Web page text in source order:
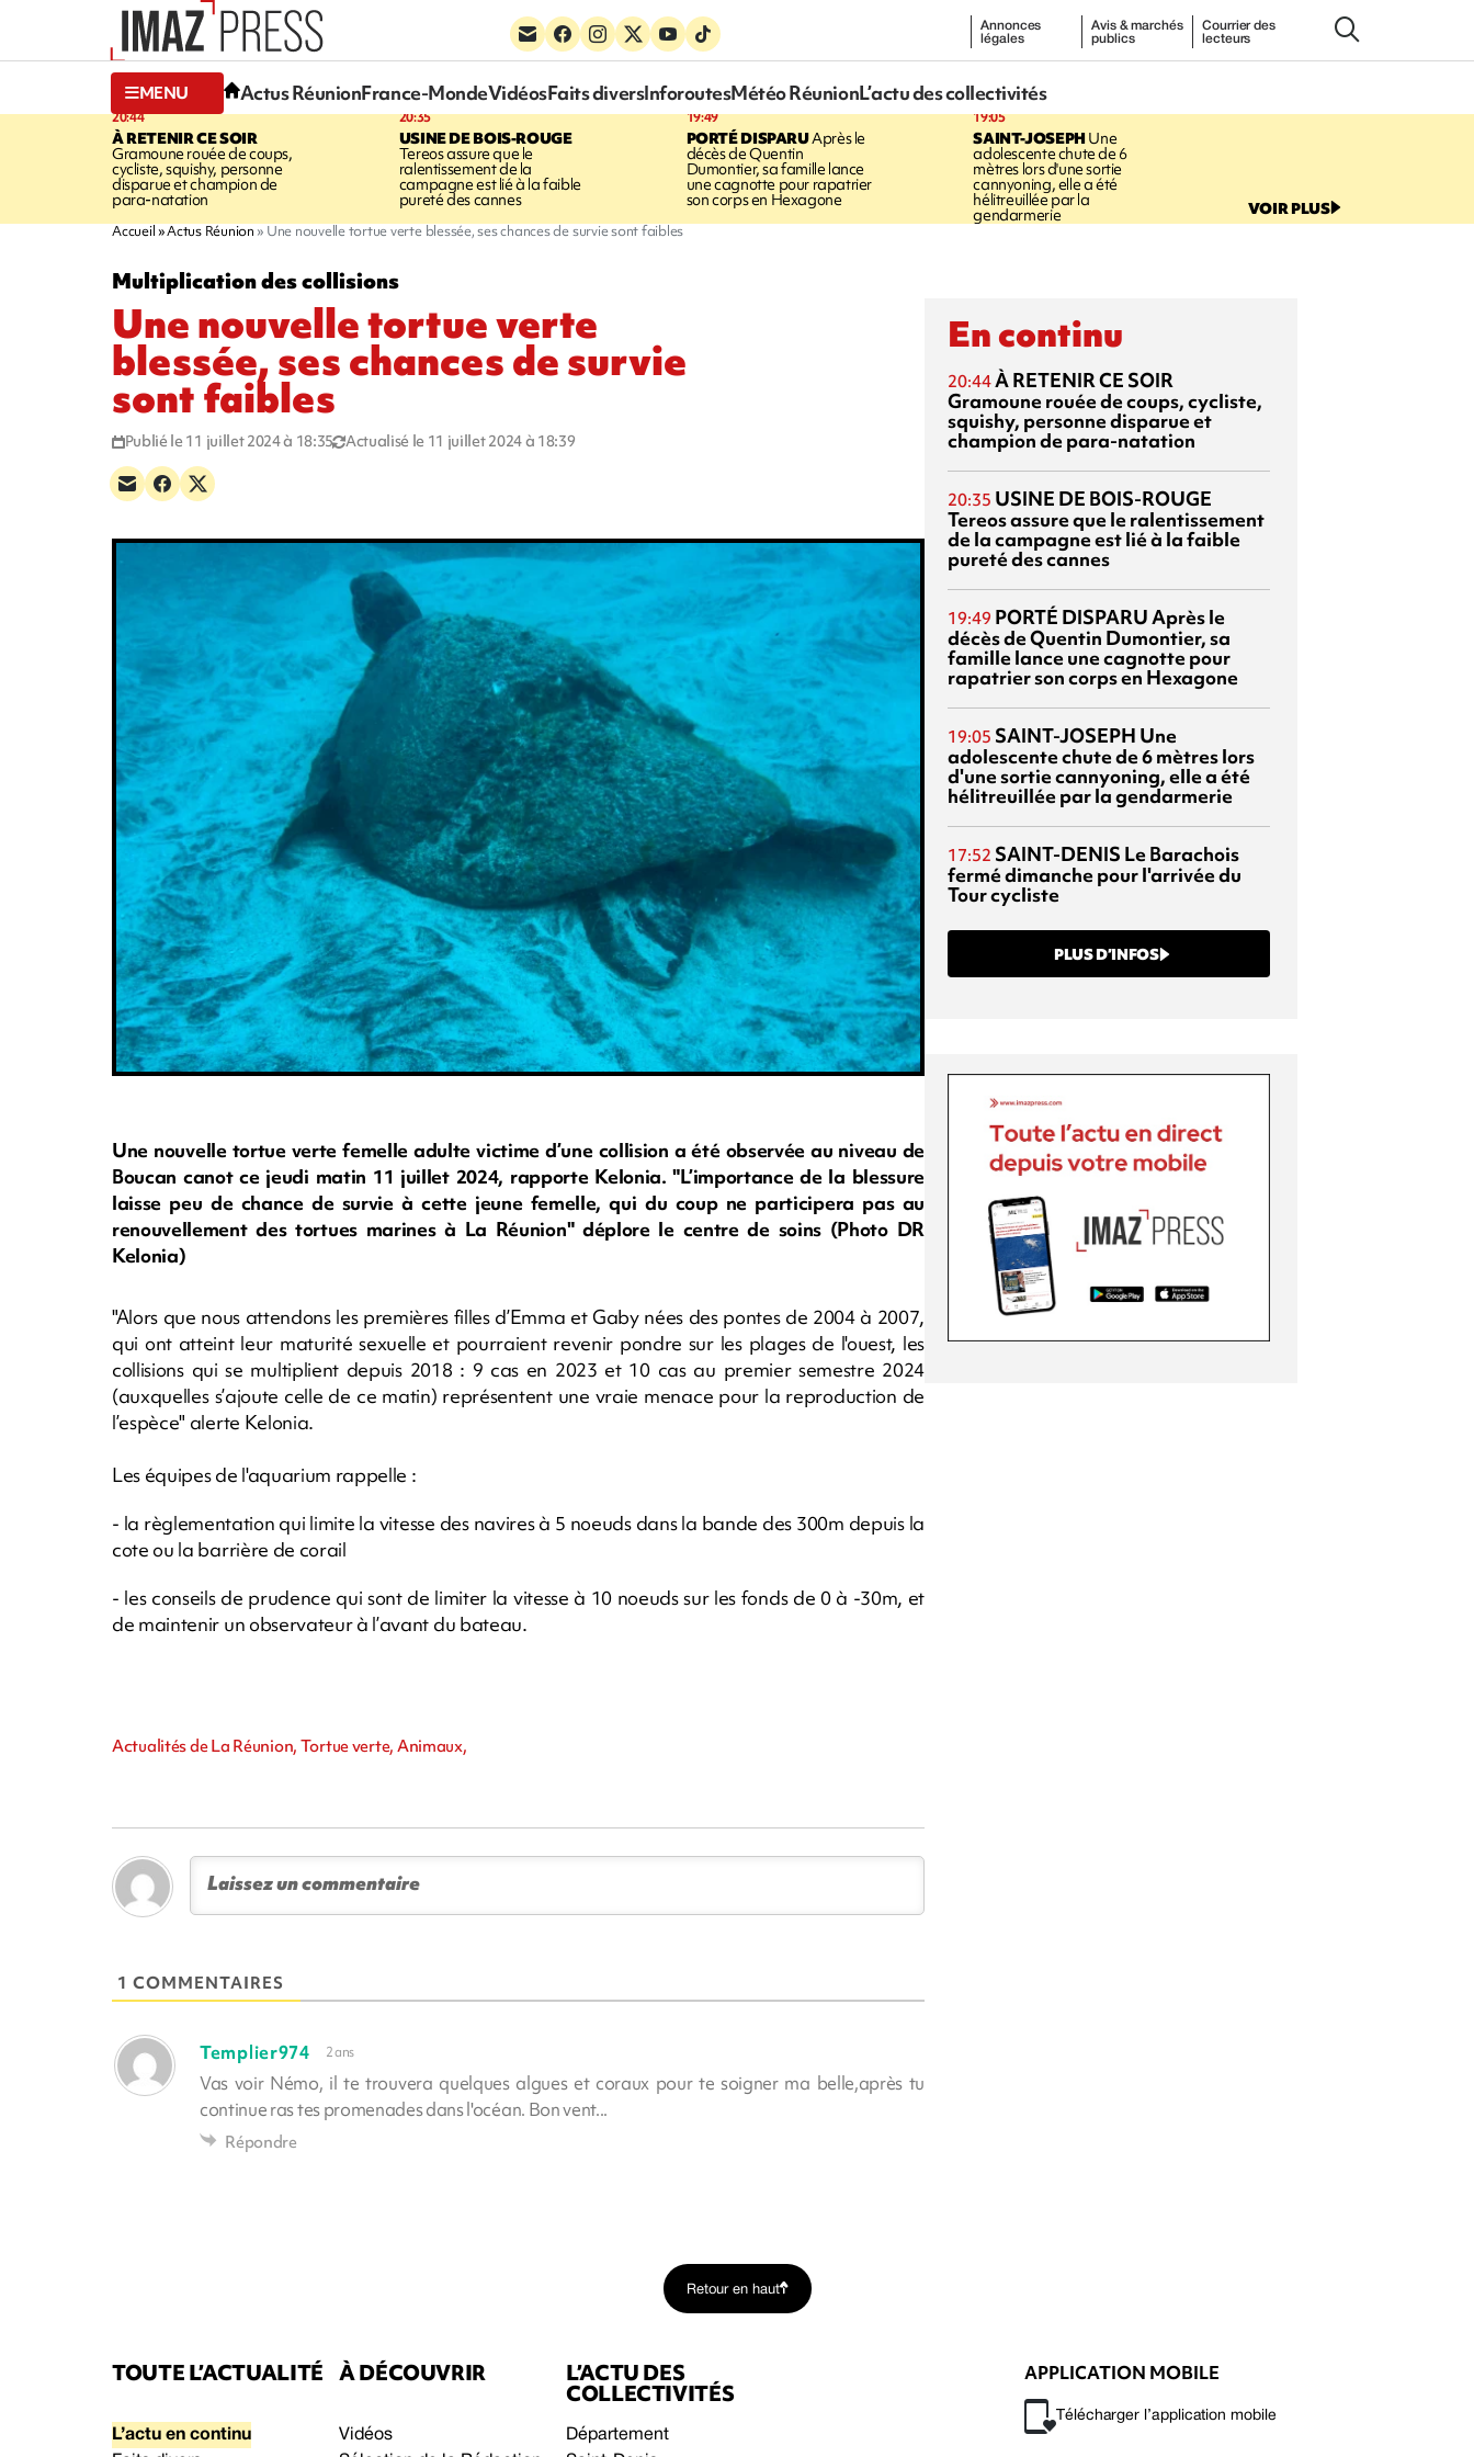
Annonces
légales
Avis & marchés
publics
Courrier des
lecteurs
MENU Actus RéunionFrance-MondeVidéosFaits diversInforoutesMétéo RéunionL’actu des collectivités
20:44
À RETENIR CE SOIR
Gramoune rouée de coups,
cycliste, squishy, personne
disparue et champion de
para-natation
20:35
USINE DE BOIS-ROUGE
Tereos assure que le
ralentissement de la
campagne est lié à la faible
pureté des cannes
19:49
PORTÉ DISPARUAprès le
décès de Quentin
Dumontier, sa famille lance
une cagnotte pour rapatrier
son corps en Hexagone
19:05
SAINT-JOSEPHUne
adolescente chute de 6
mètres lors d'une sortie
cannyoning, elle a été
hélitreuillée par la
gendarmerie VOIR PLUS
Accueil Actus Réunion Une nouvelle tortue verte blessée, ses chances de survie sont faibles
Multiplication des collisions
Une nouvelle tortue verte
blessée, ses chances de survie
sont faibles
Publié le 11 juillet 2024 à 18:35 Actualisé le 11 juillet 2024 à 18:39
Une nouvelle tortue verte femelle adulte victime d’une collision a été observée au niveau de
Boucan canot ce jeudi matin 11 juillet 2024, rapporte Kelonia. "L’importance de la blessure
laisse peu de chance de survie à cette jeune femelle, qui du coup ne participera pas au
renouvellement des tortues marines à La Réunion" déplore le centre de soins (Photo DR
Kelonia)
"Alors que nous attendons les premières filles d’Emma et Gaby nées des pontes de 2004 à 2007,
qui ont atteint leur maturité sexuelle et pourraient revenir pondre sur les plages de l'ouest, les
collisions qui se multiplient depuis 2018 : 9 cas en 2023 et 10 cas au premier semestre 2024
(auxquelles s’ajoute celle de ce matin) représentent une vraie menace pour la reproduction de
l’espèce" alerte Kelonia.
Les équipes de l'aquarium rappelle :
- la règlementation qui limite la vitesse des navires à 5 noeuds dans la bande des 300m depuis la
cote ou la barrière de corail
- les conseils de prudence qui sont de limiter la vitesse à 10 noeuds sur les fonds de 0 à -30m, et
de maintenir un observateur à l’avant du bateau.
Actualités de La Réunion, Tortue verte, Animaux,
1 COMMENTAIRES
Templier974 2 ans
Vas voir Némo, il te trouvera quelques algues et coraux pour te soigner ma belle,après tu
continue ras tes promenades dans l'océan. Bon vent...
Répondre
En continu
20:44À RETENIR CE SOIR
Gramoune rouée de coups, cycliste,
squishy, personne disparue et
champion de para-natation
20:35 USINE DE BOIS-ROUGE
Tereos assure que le ralentissement
de la campagne est lié à la faible
pureté des cannes
19:49 PORTÉ DISPARUAprès le
décès de Quentin Dumontier, sa
famille lance une cagnotte pour
rapatrier son corps en Hexagone
19:05 SAINT-JOSEPH Une
adolescente chute de 6 mètres lors
d'une sortie cannyoning, elle a été
hélitreuillée par la gendarmerie
17:52 SAINT-DENIS Le Barachois
fermé dimanche pour l'arrivée du
Tour cycliste
PLUS D’INFOS
Retour en haut
TOUTE L’ACTUALITÉ
L’actu en continu
À DÉCOUVRIR
Vidéos
L’ACTU DES
COLLECTIVITÉS
Département
APPLICATION MOBILE
Télécharger l’application mobile